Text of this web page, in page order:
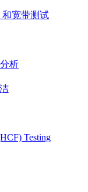
宽带测试
析
Testing